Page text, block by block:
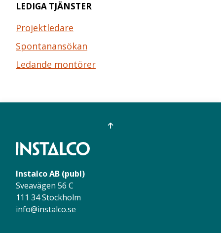
LEDIGA TJÄNSTER
Projektledare
Spontanansökan
Ledande montörer
Instalco AB (publ)
Sveavägen 56 C
111 34 Stockholm
info@instalco.se